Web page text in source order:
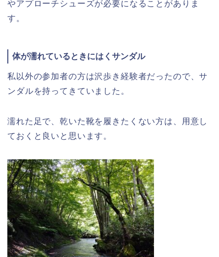
やアプローチシューズが必要になることがありま
す。
体が濡れているときにはくサンダル
私以外の参加者の方は沢歩き経験者だったので、サ
ンダルを持ってきていました。
濡れた足で、乾いた靴を履きたくない方は、用意し
ておくと良いと思います。